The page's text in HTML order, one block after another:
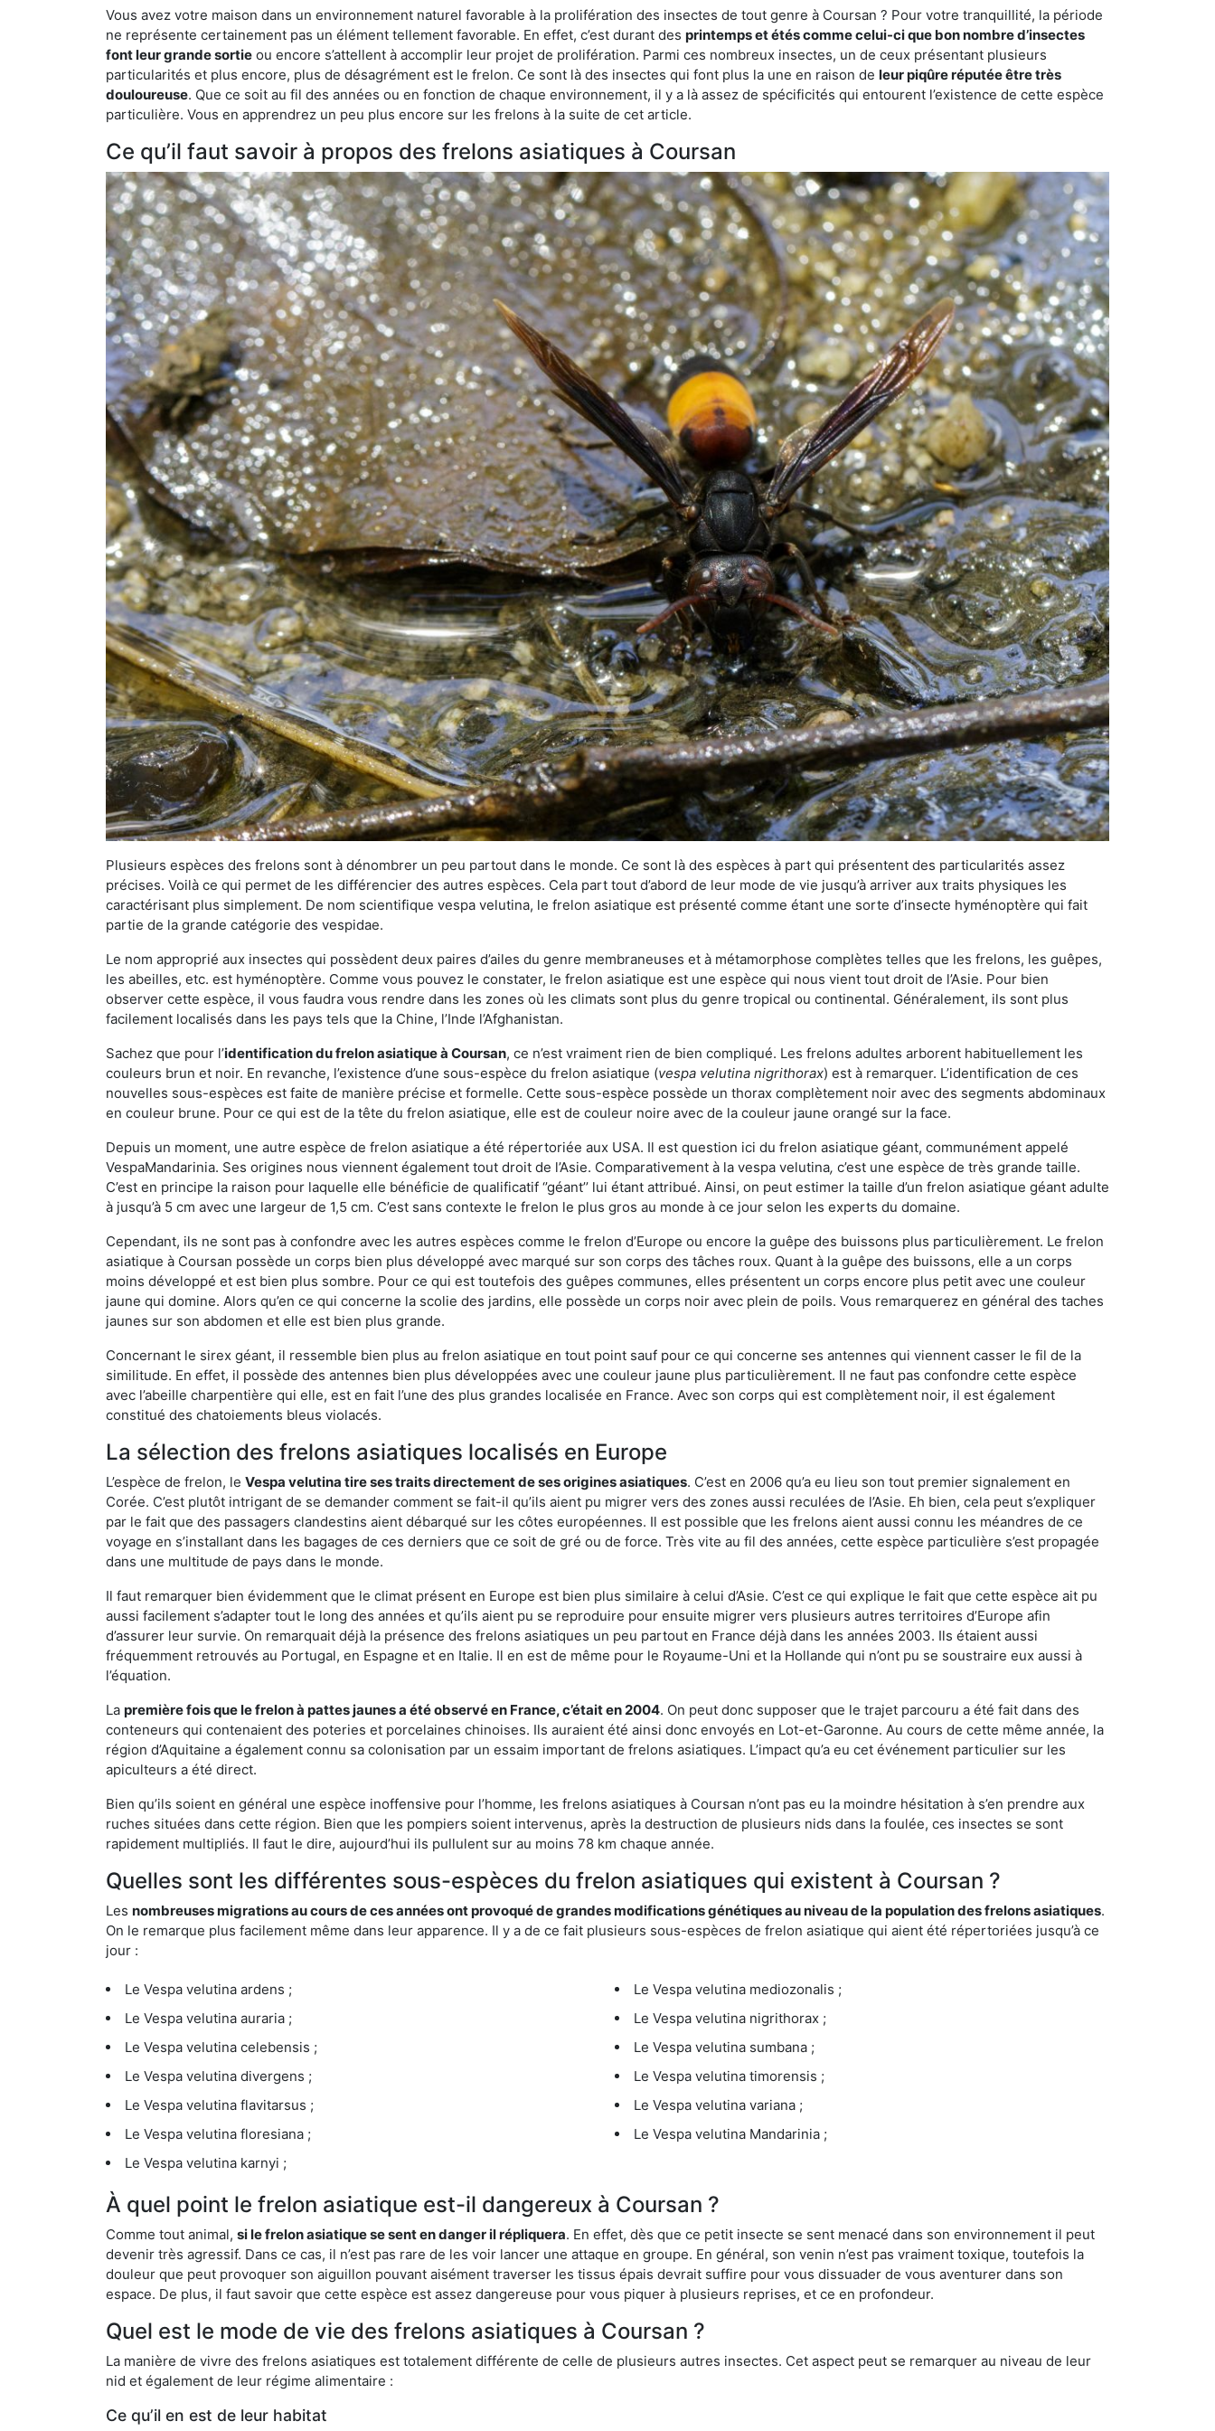
Vous avez votre maison dans un environnement naturel favorable à la prolifération des insectes de tout genre à Coursan ? Pour votre tranquillité, la période
ne représente certainement pas un élément tellement favorable. En effet, c’est durant des printemps et étés comme celui-ci que bon nombre d’insectes
font leur grande sortie ou encore s’attellent à accomplir leur projet de prolifération. Parmi ces nombreux insectes, un de ceux présentant plusieurs
particularités et plus encore, plus de désagrément est le frelon. Ce sont là des insectes qui font plus la une en raison de leur piqûre réputée être très
douloureuse. Que ce soit au fil des années ou en fonction de chaque environnement, il y a là assez de spécificités qui entourent l’existence de cette espèce
particulière. Vous en apprendrez un peu plus encore sur les frelons à la suite de cet article.
Ce qu’il faut savoir à propos des frelons asiatiques à Coursan
Plusieurs espèces des frelons sont à dénombrer un peu partout dans le monde. Ce sont là des espèces à part qui présentent des particularités assez
précises. Voilà ce qui permet de les différencier des autres espèces. Cela part tout d’abord de leur mode de vie jusqu’à arriver aux traits physiques les
caractérisant plus simplement. De nom scientifique vespa velutina, le frelon asiatique est présenté comme étant une sorte d’insecte hyménoptère qui fait
partie de la grande catégorie des vespidae.
Le nom approprié aux insectes qui possèdent deux paires d’ailes du genre membraneuses et à métamorphose complètes telles que les frelons, les guêpes,
les abeilles, etc. est hyménoptère. Comme vous pouvez le constater, le frelon asiatique est une espèce qui nous vient tout droit de l’Asie. Pour bien
observer cette espèce, il vous faudra vous rendre dans les zones où les climats sont plus du genre tropical ou continental. Généralement, ils sont plus
facilement localisés dans les pays tels que la Chine, l’Inde l’Afghanistan.
Sachez que pour l’identification du frelon asiatiqueà Coursan, ce n’est vraiment rien de bien compliqué. Les frelons adultes arborent habituellement les
couleurs brun et noir. En revanche, l’existence d’une sous-espèce du frelon asiatique (vespa velutina nigrithorax) est à remarquer. L’identification de ces
nouvelles sous-espèces est faite de manière précise et formelle. Cette sous-espèce possède un thorax complètement noir avec des segments abdominaux
en couleur brune. Pour ce qui est de la tête du frelon asiatique, elle est de couleur noire avec de la couleur jaune orangé sur la face.
Depuis un moment, une autre espèce de frelon asiatique a été répertoriée aux USA. Il est question ici du frelon asiatique géant, communément appelé
VespaMandarinia. Ses origines nous viennent également tout droit de l’Asie. Comparativement à la vespa velutina, c’est une espèce de très grande taille.
C’est en principe la raison pour laquelle elle bénéficie de qualificatif ‘’géant’’ lui étant attribué. Ainsi, on peut estimer la taille d’un frelon asiatique géant adulte
à jusqu’à 5 cm avec une largeur de 1,5 cm. C’est sans contexte le frelon le plus gros au monde à ce jour selon les experts du domaine.
Cependant, ils ne sont pas à confondre avec les autres espèces comme le frelon d’Europe ou encore la guêpe des buissons plus particulièrement. Le frelon
asiatique à Coursan possède un corps bien plus développé avec marqué sur son corps des tâches roux. Quant à la guêpe des buissons, elle a un corps
moins développé et est bien plus sombre. Pour ce qui est toutefois des guêpes communes, elles présentent un corps encore plus petit avec une couleur
jaune qui domine. Alors qu’en ce qui concerne la scolie des jardins, elle possède un corps noir avec plein de poils. Vous remarquerez en général des taches
jaunes sur son abdomen et elle est bien plus grande.
Concernant le sirex géant, il ressemble bien plus au frelon asiatique en tout point sauf pour ce qui concerne ses antennes qui viennent casser le fil de la
similitude. En effet, il possède des antennes bien plus développées avec une couleur jaune plus particulièrement. Il ne faut pas confondre cette espèce
avec l’abeille charpentière qui elle, est en fait l’une des plus grandes localisée en France. Avec son corps qui est complètement noir, il est également
constitué des chatoiements bleus violacés.
La sélection des frelons asiatiques localisés en Europe
L’espèce de frelon, le Vespa velutina tire ses traits directement de ses origines asiatiques. C’est en 2006 qu’a eu lieu son tout premier signalement en
Corée. C’est plutôt intrigant de se demander comment se fait-il qu’ils aient pu migrer vers des zones aussi reculées de l’Asie. Eh bien, cela peut s’expliquer
par le fait que des passagers clandestins aient débarqué sur les côtes européennes. Il est possible que les frelons aient aussi connu les méandres de ce
voyage en s’installant dans les bagages de ces derniers que ce soit de gré ou de force. Très vite au fil des années, cette espèce particulière s’est propagée
dans une multitude de pays dans le monde.
Il faut remarquer bien évidemment que le climat présent en Europe est bien plus similaire à celui d’Asie. C’est ce qui explique le fait que cette espèce ait pu
aussi facilement s’adapter tout le long des années et qu’ils aient pu se reproduire pour ensuite migrer vers plusieurs autres territoires d’Europe afin
d’assurer leur survie. On remarquait déjà la présence des frelons asiatiques un peu partout en France déjà dans les années 2003. Ils étaient aussi
fréquemment retrouvés au Portugal, en Espagne et en Italie. Il en est de même pour le Royaume-Uni et la Hollande qui n’ont pu se soustraire eux aussi à
l’équation.
La première fois que le frelon à pattes jaunes a été observé en France, c’était en 2004. On peut donc supposer que le trajet parcouru a été fait dans des
conteneurs qui contenaient des poteries et porcelaines chinoises. Ils auraient été ainsi donc envoyés en Lot-et-Garonne. Au cours de cette même année, la
région d’Aquitaine a également connu sa colonisation par un essaim important de frelons asiatiques. L’impact qu’a eu cet événement particulier sur les
apiculteurs a été direct.
Bien qu’ils soient en général une espèce inoffensive pour l’homme, les frelons asiatiques à Coursan n’ont pas eu la moindre hésitation à s’en prendre aux
ruches situées dans cette région. Bien que les pompiers soient intervenus, après la destruction de plusieurs nids dans la foulée, ces insectes se sont
rapidement multipliés. Il faut le dire, aujourd’hui ils pullulent sur au moins 78 km chaque année.
Quelles sont les différentes sous-espèces du frelon asiatiques qui existent à Coursan ?
Les nombreuses migrations au cours de ces années ont provoqué de grandes modifications génétiques au niveau de la population des frelons asiatiques.
On le remarque plus facilement même dans leur apparence. Il y a de ce fait plusieurs sous-espèces de frelon asiatique qui aient été répertoriées jusqu’à ce
jour :
Le Vespa velutina ardens ;
Le Vespa velutina auraria ;
Le Vespa velutina celebensis ;
Le Vespa velutina divergens ;
Le Vespa velutina flavitarsus ;
Le Vespa velutina floresiana ;
Le Vespa velutina karnyi ;
Le Vespa velutina mediozonalis ;
Le Vespa velutina nigrithorax ;
Le Vespa velutina sumbana ;
Le Vespa velutina timorensis ;
Le Vespa velutina variana ;
Le Vespa velutina Mandarinia ;
À quel point le frelon asiatique est-il dangereux à Coursan ?
Comme tout animal, si le frelon asiatique se sent en danger il répliquera. En effet, dès que ce petit insecte se sent menacé dans son environnement il peut
devenir très agressif. Dans ce cas, il n’est pas rare de les voir lancer une attaque en groupe. En général, son venin n’est pas vraiment toxique, toutefois la
douleur que peut provoquer son aiguillon pouvant aisément traverser les tissus épais devrait suffire pour vous dissuader de vous aventurer dans son
espace. De plus, il faut savoir que cette espèce est assez dangereuse pour vous piquer à plusieurs reprises, et ce en profondeur.
Quel est le mode de vie des frelons asiatiques à Coursan ?
La manière de vivre des frelons asiatiques est totalement différente de celle de plusieurs autres insectes. Cet aspect peut se remarquer au niveau de leur
nid et également de leur régime alimentaire :
Ce qu’il en est de leur habitat